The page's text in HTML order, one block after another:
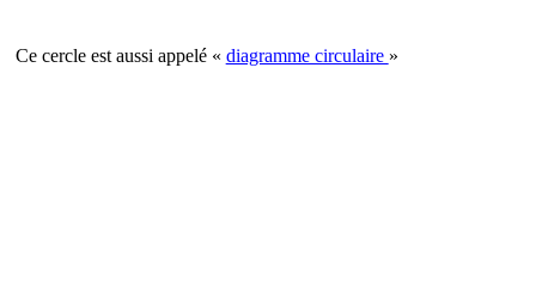
Ce cercle est aussi appelé « diagramme circulaire »